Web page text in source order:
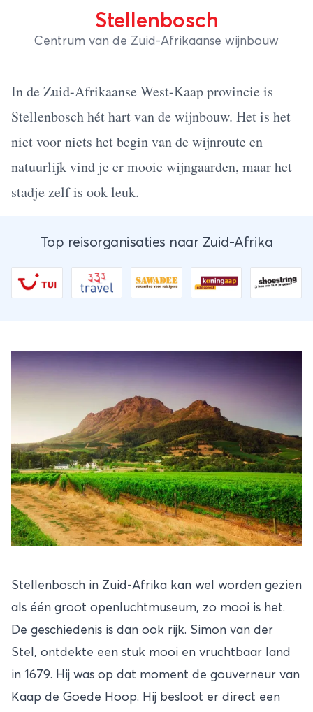
Stellenbosch
Centrum van de Zuid-Afrikaanse wijnbouw
In de Zuid-Afrikaanse West-Kaap provincie is
Stellenbosch hét hart van de wijnbouw. Het is het
niet voor niets het begin van de wijnroute en
natuurlijk vind je er mooie wijngaarden, maar het
stadje zelf is ook leuk.
Top reisorganisaties naar Zuid-Afrika
Stellenbosch in Zuid-Afrika kan wel worden gezien
als één groot openluchtmuseum, zo mooi is het.
De geschiedenis is dan ook rijk. Simon van der
Stel, ontdekte een stuk mooi en vruchtbaar land
in 1679. Hij was op dat moment de gouverneur van
Kaap de Goede Hoop. Hij besloot er direct een